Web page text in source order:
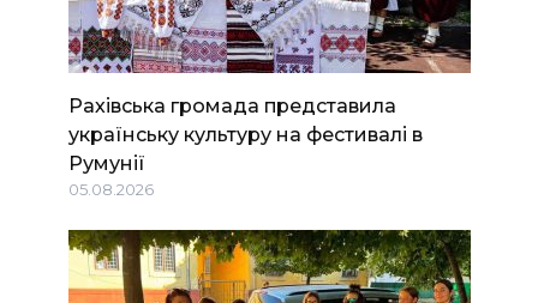
Рахівська громада представила
українську культуру на фестивалі в
Румунії
05.08.2026